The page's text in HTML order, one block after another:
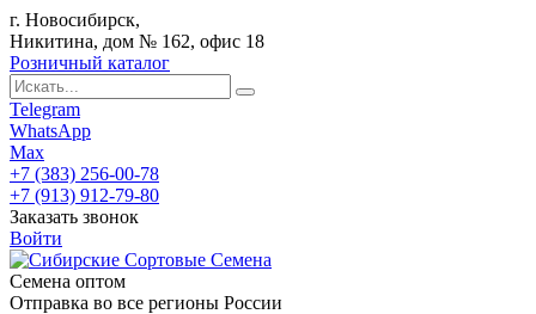
г. Новосибирск,
Никитина, дом № 162, офис 18
Розничный каталог
Telegram
WhatsApp
Max
+7 (383) 256-00-78
+7 (913) 912-79-80
Заказать звонок
Войти
Семена оптом
Отправка во все регионы России